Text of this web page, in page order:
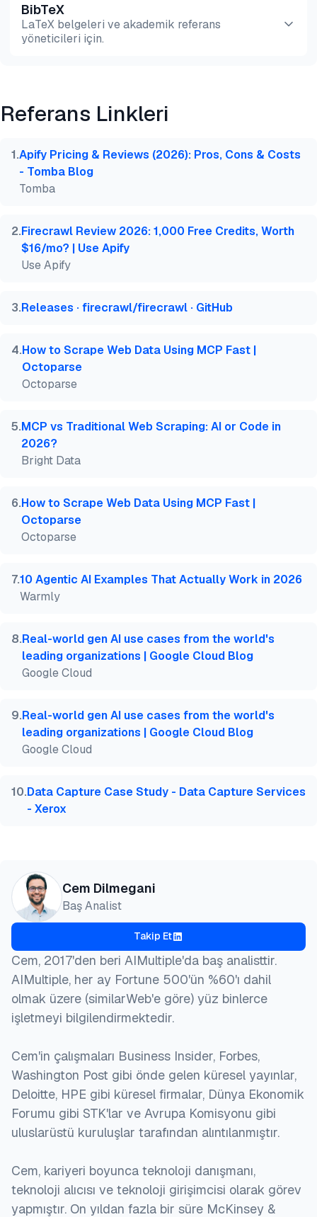
Önizleme HTML
BibTeX
LaTeX belgeleri ve akademik referans
yöneticileri için.
@misc{dilmegani2026,
title  = {{Otomatik Veri Toplama Araçları ve
  year   = {2026},
  month  = jul,
howpublished    = {\url{https://aimultiple.com/
Referans Linkleri
1.Apify Pricing & Reviews (2026): Pros, Cons & Costs
- Tomba Blog
Tomba
2.Firecrawl Review 2026: 1,000 Free Credits, Worth
$16/mo? | Use Apify
Use Apify
3.Releases · firecrawl/firecrawl · GitHub
4.How to Scrape Web Data Using MCP Fast |
Octoparse
Octoparse
5.MCP vs Traditional Web Scraping: AI or Code in
2026?
Bright Data
6.How to Scrape Web Data Using MCP Fast |
Octoparse
Octoparse
7.10 Agentic AI Examples That Actually Work in 2026
Warmly
8.Real-world gen AI use cases from the world's
leading organizations | Google Cloud Blog
Google Cloud
9.Real-world gen AI use cases from the world's
leading organizations | Google Cloud Blog
Google Cloud
10.Data Capture Case Study - Data Capture Services
- Xerox
Cem Dilmegani
Baş Analist
Takip Et
Cem, 2017'den beri AIMultiple'da baş analisttir.
AIMultiple, her ay Fortune 500'ün %60'ı dahil
olmak üzere (similarWeb'e göre) yüz binlerce
işletmeyi bilgilendirmektedir.
Cem'in çalışmaları Business Insider, Forbes,
Washington Post gibi önde gelen küresel yayınlar,
Deloitte, HPE gibi küresel firmalar, Dünya Ekonomik
Forumu gibi STK'lar ve Avrupa Komisyonu gibi
uluslarüstü kuruluşlar tarafından alıntılanmıştır.
Cem, kariyeri boyunca teknoloji danışmanı,
teknoloji alıcısı ve teknoloji girişimcisi olarak görev
yapmıştır. On yıldan fazla bir süre McKinsey &